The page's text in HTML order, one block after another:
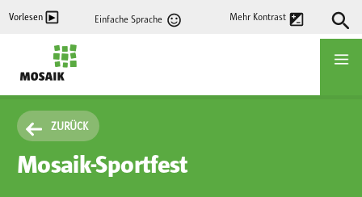
Vorlesen Einfache Sprache Mehr Kontrast
ZURÜCK
Mosaik-Sportfest